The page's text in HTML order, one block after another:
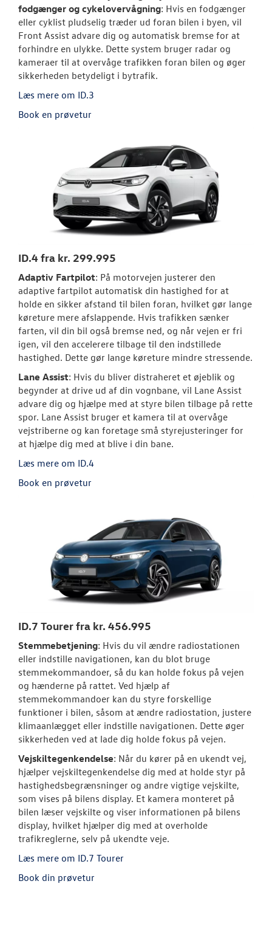
NYHEDER
OM OS
fodgænger og cykelovervågning: Hvis en fodgænger
eller cyklist pludselig træder ud foran bilen i byen, vil
Front Assist advare dig og automatisk bremse for at
forhindre en ulykke. Dette system bruger radar og
kameraer til at overvåge trafikken foran bilen og øger
sikkerheden betydeligt i bytrafik.
Læs mere om ID.3
Book en prøvetur
ID.4 fra kr. 299.995
Adaptiv Fartpilot: På motorvejen justerer den
adaptive fartpilot automatisk din hastighed for at
holde en sikker afstand til bilen foran, hvilket gør lange
køreture mere afslappende. Hvis trafikken sænker
farten, vil din bil også bremse ned, og når vejen er fri
igen, vil den accelerere tilbage til den indstillede
hastighed. Dette gør lange køreture mindre stressende.
Lane Assist: Hvis du bliver distraheret et øjeblik og
begynder at drive ud af din vognbane, vil Lane Assist
advare dig og hjælpe med at styre bilen tilbage på rette
spor. Lane Assist bruger et kamera til at overvåge
vejstriberne og kan foretage små styrejusteringer for
at hjælpe dig med at blive i din bane.
Læs mere om ID.4
Book en prøvetur
ID.7 Tourer fra kr. 456.995
Stemmebetjening: Hvis du vil ændre radiostationen
eller indstille navigationen, kan du blot bruge
stemmekommandoer, så du kan holde fokus på vejen
og hænderne på rattet. Ved hjælp af
stemmekommandoer kan du styre forskellige
funktioner i bilen, såsom at ændre radiostation, justere
klimaanlægget eller indstille navigationen. Dette øger
sikkerheden ved at lade dig holde fokus på vejen.
Vejskiltegenkendelse: Når du kører på en ukendt vej,
hjælper vejskiltegenkendelse dig med at holde styr på
hastighedsbegrænsninger og andre vigtige vejskilte,
som vises på bilens display. Et kamera monteret på
bilen læser vejskilte og viser informationen på bilens
display, hvilket hjælper dig med at overholde
trafikreglerne, selv på ukendte veje.
Læs mere om ID.7 Tourer
Book din prøvetur